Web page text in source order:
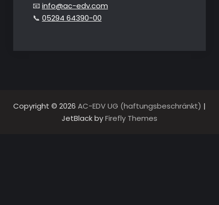
📧 info@ac-edv.com
📞 05294 64390-00
Copyright © 2026 AC-EDV UG (haftungsbeschränkt) |
JetBlack byFirefly Themes